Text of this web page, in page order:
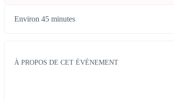
Environ 45 minutes
À PROPOS DE CET ÉVÉNEMENT